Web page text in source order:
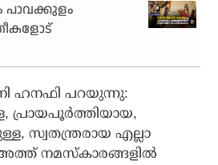
പാവക്കുളം
ഹനഫി പറയുന്നു:
പ്രായപൂര്‍ത്തിയായ,
സ്വതന്ത്രരായ എല്ലാ
നമസ്‌കാരങ്ങളില്‍